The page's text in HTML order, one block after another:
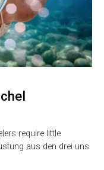
require little
aus den drei uns